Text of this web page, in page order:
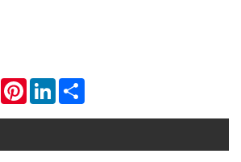
WhatsAppPinterestLinkedIn